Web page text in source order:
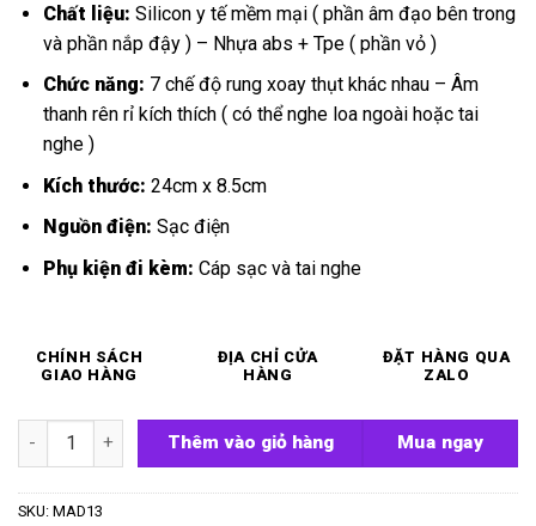
Chất liệu: Silicon y tế mềm mại ( phần âm đạo bên trong
và phần nắp đậy ) – Nhựa abs + Tpe ( phần vỏ )
Chức năng: 7 chế độ rung xoay thụt khác nhau – Âm
thanh rên rỉ kích thích ( có thể nghe loa ngoài hoặc tai
nghe )
Kích thước: 24cm x 8.5cm
Nguồn điện: Sạc điện
Phụ kiện đi kèm: Cáp sạc và tai nghe
CHÍNH SÁCH
GIAO HÀNG
ĐỊA CHỈ CỬA
HÀNG
ĐẶT HÀNG QUA
ZALO
Máy thủ dâm rung xoay Dibe Tibei số lượng
Thêm vào giỏ hàng Mua ngay
SKU: MAD13